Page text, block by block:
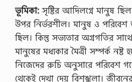
ভূমিকা: সৃষ্টির আদিলগ্নে মানুষ
উপর নির্ভরশীল। মানুষ ও
ছিল। কিন্তু সভ্যতার অগ্রগতির
মানুষের মধ্যকার মৈত্রী সম্পর্ক নষ্ট
নিজেদের রুচি অনুসারে পরিবেশ
থেকেই দেখা দেয় বিশৃঙ্খলা।